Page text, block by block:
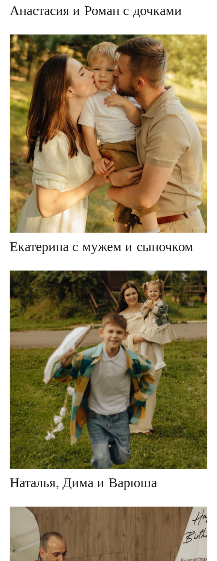
Анастасия и Роман с дочками
Екатерина с мужем и сыночком
Наталья, Дима и Варюша